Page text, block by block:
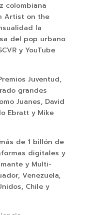
colombiana
Artist on the
la
del pop urbano
y YouTube
Juventud,
grandes
Juanes, David
Ebratt y Mike
de 1 billón de
digitales y
y Multi-
Venezuela,
Chile y